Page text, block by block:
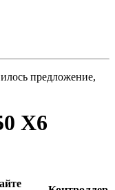
предложение,
X6